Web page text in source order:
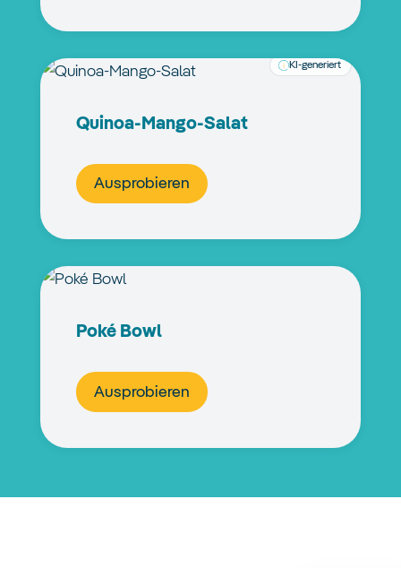
KI-generiert
Quinoa-Mango-Salat
Ausprobieren
Poké Bowl
Ausprobieren